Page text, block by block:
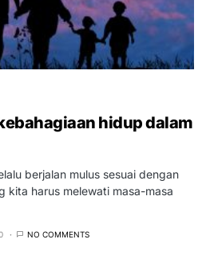
hidup dalam
berjalan mulus sesuai dengan
kita harus melewati masa-masa
NO COMMENTS